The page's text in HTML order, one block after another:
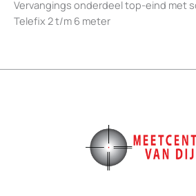
Vervangings onderdeel top-eind met
Telefix 2 t/m 6 meter